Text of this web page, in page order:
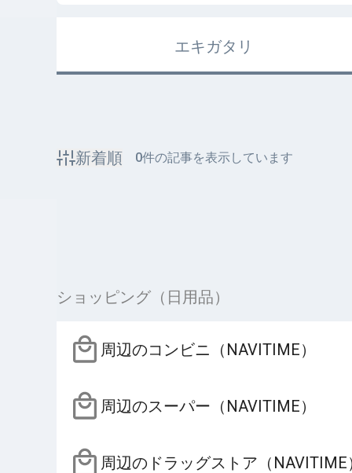
エキガタリ
新着順 0件の記事を表示しています
ショッピング（日用品）
周辺のコンビニ（NAVITIME）
周辺のスーパー（NAVITIME）
周辺のドラッグストア（NAVITIME